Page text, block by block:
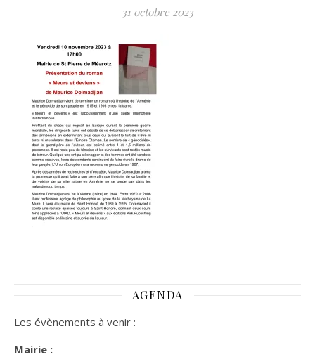
31 octobre 2023
AGENDA
Les évènements à venir :
Mairie :